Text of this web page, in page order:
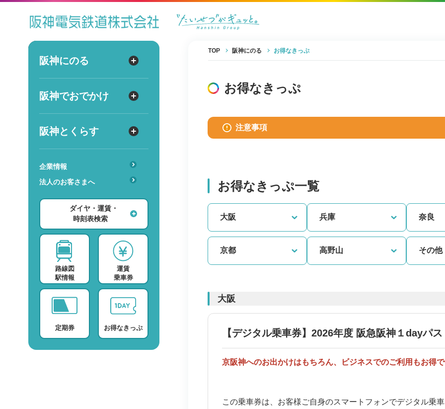
阪神にのる
阪神にのる
駅のサービス一覧
ダイヤ検索
運賃検索
時刻表検索
検索に関する注意事項
よくある質問・FAQ
阪神でおでかけ
阪神でおでかけ
ホテル・旅行
ショッピング・グルメ
阪神とくらす
阪神とくらす
交通
レンタル・駐輪場
スポーツ・スクール
プロバイダー
デイサービス
企業情報
法人のお客さまへ
路線図
駅情報
運賃
乗車券
定期券 お得なきっぷ
ダイヤ・運賃・
時刻表検索
出発
到着
時
詳細設定
TOP 阪神にのる お得なきっぷ
お得なきっぷ
注意事項
お得なきっぷ一覧
大阪 兵庫 奈良
京都 高野山 その他
大阪
【デジタル乗車券】2026年度 阪急阪神１dayパス
京阪神へのお出かけはもちろん、ビジネスでのご利用もお得で
この乗車券は、お客様ご自身のスマートフォンでデジタル乗